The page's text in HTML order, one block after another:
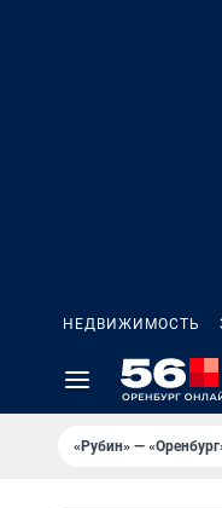
НЕДВИЖИМОСТЬ
«Рубин» —